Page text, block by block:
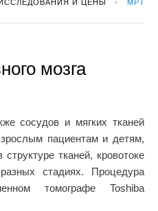
И ЦЕНЫ МРТ
мозга
сосудов и мягких тканей
пациентам и детям,
тканей, кровотоке
стадиях. Процедура
томографе Toshiba